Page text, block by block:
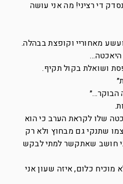
די רציני! מה אני עושה
מאחוריי וקופצת בבהלה.
ושואלת בקול תקיף.
הבוקר…״
שלו לקראת הערב כי הוא
שתנקי גם מבחוץ ולא רק
חושב שאתקשר למתי לבקש
מוכיח כלום, איזה שעון אני